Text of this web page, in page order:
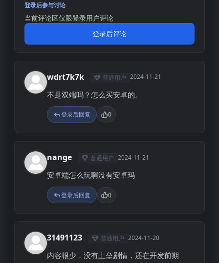
登录后参与讨论
当前评论区仅限登录用户评论
登录后评论
W wdrt7k7k 普通用户 2024-11-21
不是双端吗？怎么买安卓的。
登录后回复 0
N nange 普通用户 2024-11-21
安卓端怎么玩啊没有安卓玛
登录后回复 0
3 31491123 普通用户 2024-11-20
内容很少，没有上垒剧情，还在开发前期